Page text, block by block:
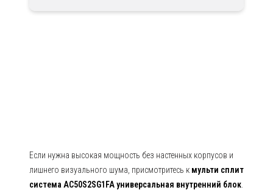
Если нужна высокая мощность без настенных корпусов и
лишнего визуального шума, присмотритесь к мульти сплит
система AC50S2SG1FA универсальная внутренний блок